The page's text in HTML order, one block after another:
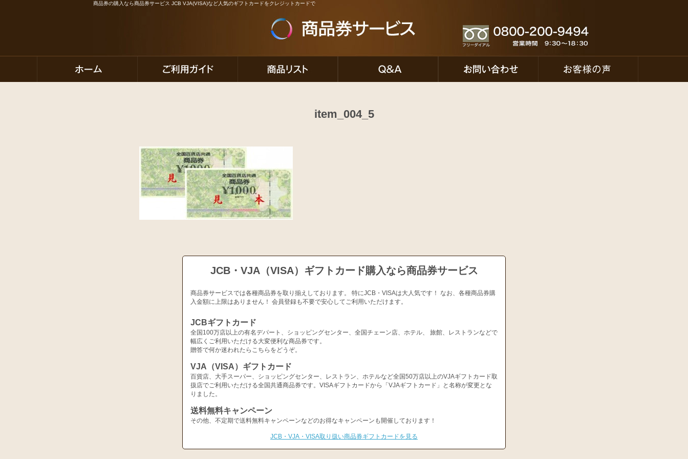
商品券の購入なら商品券サービス JCB VJA(VISA)など人気のギフトカードをクレジットカードで
item_004_5
JCB・VJA（VISA）ギフトカード購入なら商品券サービス
商品券サービスでは各種商品券を取り揃えしております。 特にJCB・VISAは大人気です！ なお、各種商品券購
入金額に上限はありません！ 会員登録も不要で安心してご利用いただけます。
JCBギフトカード
全国100万店以上の有名デパート、ショッピングセンター、全国チェーン店、ホテル、 旅館、レストランなどで
幅広くご利用いただける大変便利な商品券です。
贈答で何か迷われたらこちらをどうぞ。
VJA（VISA）ギフトカード
百貨店、大手スーパー、ショッピングセンター、レストラン、ホテルなど全国50万店以上のVJAギフトカード取
扱店でご利用いただける全国共通商品券です。VISAギフトカードから「VJAギフトカード」と名称が変更とな
りました。
送料無料キャンペーン
その他、不定期で送料無料キャンペーンなどのお得なキャンペーンも開催しております！
JCB・VJA・VISA取り扱い商品券ギフトカードを見る